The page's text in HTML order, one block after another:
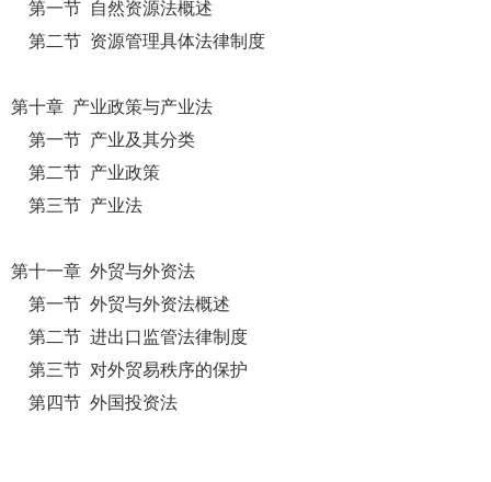
第一节 自然资源法概述
第二节 资源管理具体法律制度
第十章 产业政策与产业法
第一节 产业及其分类
第二节 产业政策
第三节 产业法
第十一章 外贸与外资法
第一节 外贸与外资法概述
第二节 进出口监管法律制度
第三节 对外贸易秩序的保护
第四节 外国投资法